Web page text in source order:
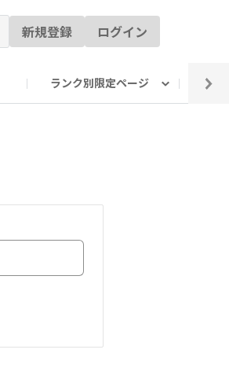
新規登録 ログイン
ランク別限定ページ